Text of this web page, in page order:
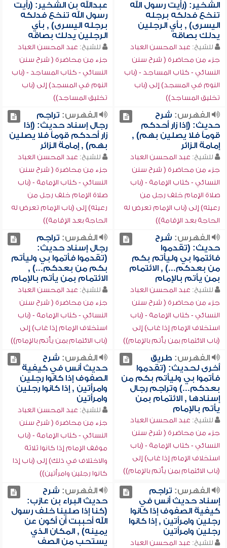
الشخير: (رأيت رسول الله
تنخع فدلكه برجله
اليسرى) , بأي الرجلين
يدلك بصاقه
للشيخ: عبد المحسن العباد
جزء من محاضرة ( شرح سنن
النسائي - كتاب المساجد - (باب
النوم في المسجد) إلى (باب
تخليق المساجد))
عبدالله بن الشخير: (رأيت
رسول الله تنخع فدلكه
برجله اليسرى) , بأي
الرجلين يدلك بصاقه
للشيخ: عبد المحسن العباد
جزء من محاضرة ( شرح سنن
النسائي - كتاب المساجد - (باب
النوم في المسجد) إلى (باب
تخليق المساجد))
الفهرس: شرح
حديث: (إذا زار أحدكم
قوماً فلا يصلين بهم) ,
إمامة الزائر
للشيخ: عبد المحسن العباد
جزء من محاضرة ( شرح سنن
النسائي - كتاب الإمامة - (باب
صلاة الإمام خلف رجل من
رعيته) إلى (باب الإمام تعرض له
الحاجة بعد الإقامة))
الفهرس: تراجم
رجال إسناد حديث: (إذا
زار أحدكم قوماً فلا يصلين
بهم) , إمامة الزائر
للشيخ: عبد المحسن العباد
جزء من محاضرة ( شرح سنن
النسائي - كتاب الإمامة - (باب
صلاة الإمام خلف رجل من
رعيته) إلى (باب الإمام تعرض له
الحاجة بعد الإقامة))
الفهرس: شرح
حديث: (تقدموا
فائتموا بي وليأتم بكم
من بعدكم...) , الائتمام
بمن يأتم بالإمام
للشيخ: عبد المحسن العباد
جزء من محاضرة ( شرح سنن
النسائي - كتاب الإمامة - (باب
استخلاف الإمام إذا غاب) إلى
(باب الائتمام بمن يأتم بالإمام))
الفهرس: تراجم
رجال إسناد حديث:
(تقدموا فأتموا بي وليأتم
بكم من بعدكم...) ,
الائتمام بمن يأتم بالإمام
للشيخ: عبد المحسن العباد
جزء من محاضرة ( شرح سنن
النسائي - كتاب الإمامة - (باب
استخلاف الإمام إذا غاب) إلى
(باب الائتمام بمن يأتم بالإمام))
الفهرس: طريق
أخرى لحديث: (تقدموا
فأتموا بي وليأتم بكم من
بعدكم...) وتراجم رجال
إسنادها , الائتمام بمن
يأتم بالإمام
للشيخ: عبد المحسن العباد
جزء من محاضرة ( شرح سنن
النسائي - كتاب الإمامة - (باب
استخلاف الإمام إذا غاب) إلى
(باب الائتمام بمن يأتم بالإمام))
الفهرس: شرح
حديث أنس في كيفية
الصفوف إذا كانوا رجلين
وامرأتين , إذا كانوا رجلين
وامرأتين
للشيخ: عبد المحسن العباد
جزء من محاضرة ( شرح سنن
النسائي - كتاب الإمامة - (باب
موقف الإمام إذا كانوا ثلاثة
والاختلاف في ذلك) إلى (باب إذا
كانوا رجلين وامرأتين))
الفهرس: تراجم
إسناد حديث أنس في
كيفية الصفوف إذا كانوا
رجلين وامرأتين , إذا كانوا
رجلين وامرأتين
للشيخ: عبد المحسن العباد
الفهرس: شرح
حديث البراء بن عازب:
(كنا إذا صلينا خلف رسول
الله أحببت أن أكون عن
يمينه) , المكان الذي
يستحب من الصف